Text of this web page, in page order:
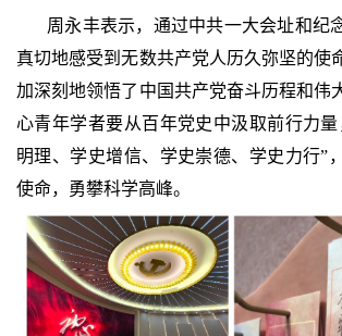
周永丰表示，通过中共一大会址和纪
真切地感受到无数共产党人历久弥坚的使
加深刻地领悟了中国共产党奋斗历程和伟
心青年学者要从百年党史中汲取前行力
明理、学史增信、学史崇德、学史力行”
使命，勇攀科学高峰。